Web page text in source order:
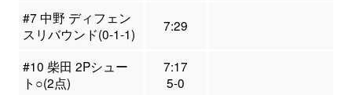
#7 中野 ディフェン
スリバウンド(0-1-1)
7:29
#10 柴田 2Pシュー
ト○(2点)
7:17
5-0